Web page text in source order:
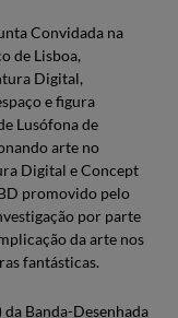
Convidada na
de Lisboa,
Digital,
e figura
Lusófona de
arte no
Digital e Concept
promovido pelo
por parte
da arte nos
fantásticas.
Banda-Desenhada